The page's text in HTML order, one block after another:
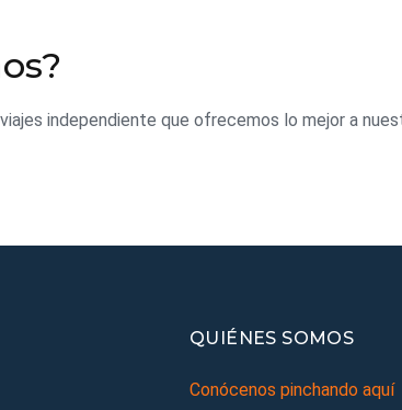
independiente que ofrecemos lo mejor a
QUIÉNES SOMOS
Conócenos pinchando aquí